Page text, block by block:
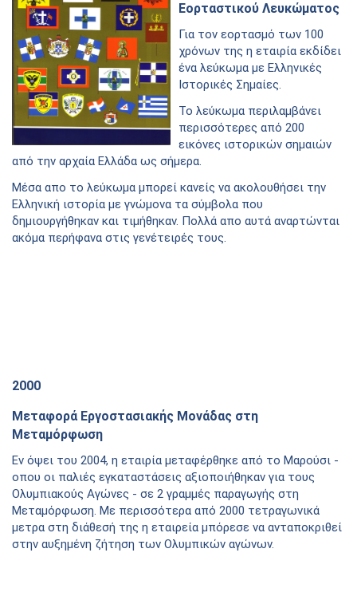
Εορταστικού Λευκώματος
Για τον εορτασμό των 100
χρόνων της η εταιρία εκδίδει
ένα λεύκωμα με Ελληνικές
Ιστορικές Σημαίες.
Το λεύκωμα περιλαμβάνει
περισσότερες από 200
εικόνες ιστορικών σημαιών
από την αρχαία Ελλάδα ως σήμερα.
Μέσα απο το λεύκωμα μπορεί κανείς να ακολουθήσει την
Ελληνική ιστορία με γνώμονα τα σύμβολα που
δημιουργήθηκαν και τιμήθηκαν. Πολλά απο αυτά αναρτώνται
ακόμα περήφανα στις γενέτειρές τους.
2000
Μεταφορά Εργοστασιακής Μονάδας στη
Μεταμόρφωση
Eν όψει του 2004, η εταιρία μεταφέρθηκε από το Μαρούσι -
οπου οι παλιές εγκαταστάσεις αξιοποιήθηκαν για τους
Ολυμπιακούς Αγώνες - σε 2 γραμμές παραγωγής στη
Μεταμόρφωση. Με περισσότερα από 2000 τετραγωνικά
μετρα στη διάθεσή της η εταιρεία μπόρεσε να ανταποκριθεί
στην αυξημένη ζήτηση των Ολυμπικών αγώνων.